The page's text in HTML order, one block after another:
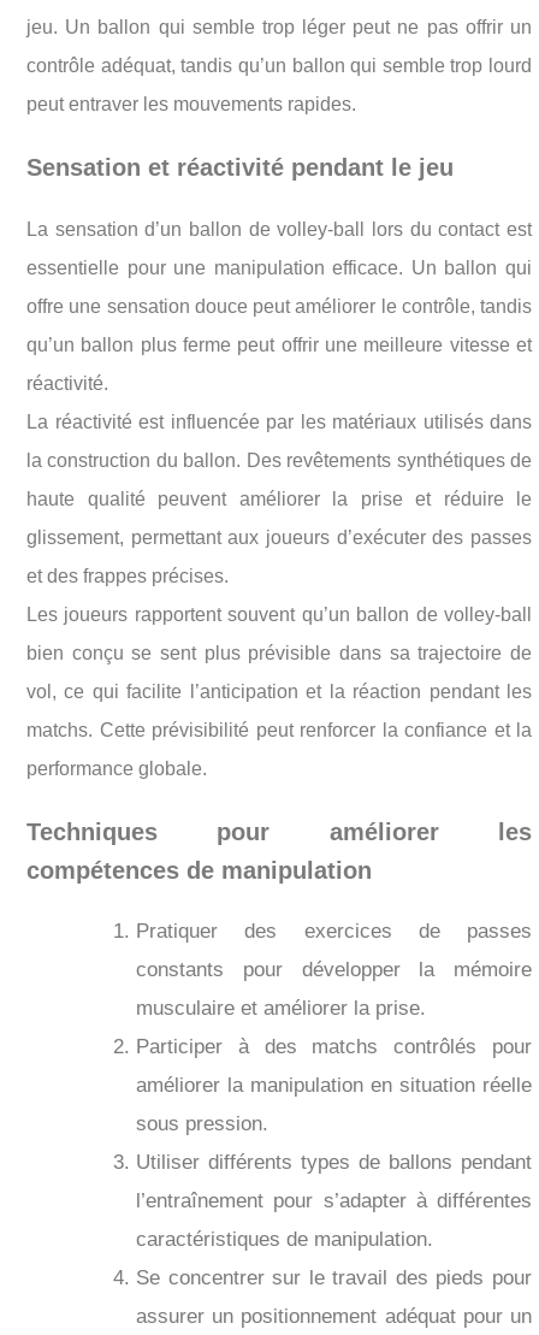
jeu. Un ballon qui semble trop léger peut ne pas offrir un
contrôle adéquat, tandis qu’un ballon qui semble trop lourd
peut entraver les mouvements rapides.
Sensation et réactivité pendant le jeu
La sensation d’un ballon de volley-ball lors du contact est
essentielle pour une manipulation efficace. Un ballon qui
offre une sensation douce peut améliorer le contrôle, tandis
qu’un ballon plus ferme peut offrir une meilleure vitesse et
réactivité.
La réactivité est influencée par les matériaux utilisés dans
la construction du ballon. Des revêtements synthétiques de
haute qualité peuvent améliorer la prise et réduire le
glissement, permettant aux joueurs d’exécuter des passes
et des frappes précises.
Les joueurs rapportent souvent qu’un ballon de volley-ball
bien conçu se sent plus prévisible dans sa trajectoire de
vol, ce qui facilite l’anticipation et la réaction pendant les
matchs. Cette prévisibilité peut renforcer la confiance et la
performance globale.
Techniques pour améliorer les
compétences de manipulation
Pratiquer des exercices de passes
constants pour développer la mémoire
musculaire et améliorer la prise.
Participer à des matchs contrôlés pour
améliorer la manipulation en situation réelle
sous pression.
Utiliser différents types de ballons pendant
l’entraînement pour s’adapter à différentes
caractéristiques de manipulation.
Se concentrer sur le travail des pieds pour
assurer un positionnement adéquat pour un